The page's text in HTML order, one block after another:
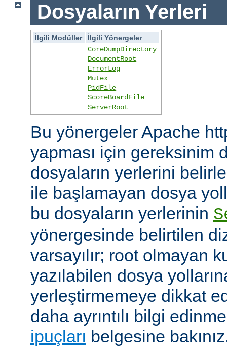
Dosyaların Yerleri
İlgili Modüller
İlgili Yönergeler
CoreDumpDirectory
DocumentRoot
ErrorLog
Mutex
PidFile
ScoreBoardFile
ServerRoot
Bu yönergeler Apache
yapması için gereksinim
dosyaların yerlerini
ile başlamayan dosya
bu dosyaların yerlerinin
yönergesinde belirtilen
varsayılır; root olmayan
yazılabilen dosya
yerleştirmemeye dikkat
daha ayrıntılı bilgi
ipuçları belgesine